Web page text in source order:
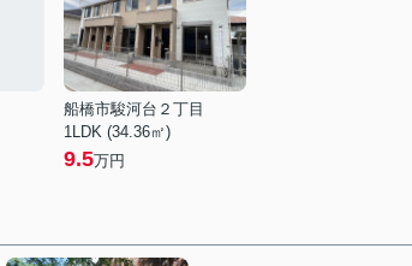
船橋市駿河台２丁目
1LDK (34.36㎡)
9.5万円